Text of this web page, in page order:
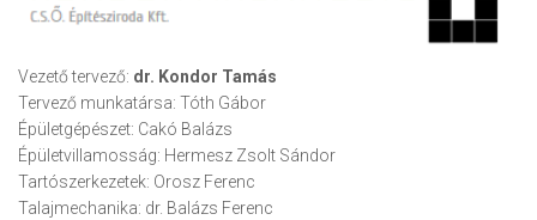
Vezető tervező: dr. Kondor Tamás
Tervező munkatársa: Tóth Gábor
Épületgépészet: Cakó Balázs
Épületvillamosság: Hermesz Zsolt Sándor
Tartószerkezetek: Orosz Ferenc
Talajmechanika: dr. Balázs Ferenc